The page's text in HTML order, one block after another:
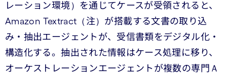
レーション環境）を通じてケースが受領されると、
Amazon Textract（注）が搭載する文書の取り込
み・抽出エージェントが、受信書類をデジタル化・
構造化する。抽出された情報はケース処理に移り、
オーケストレーションエージェントが複数の専門Ａ